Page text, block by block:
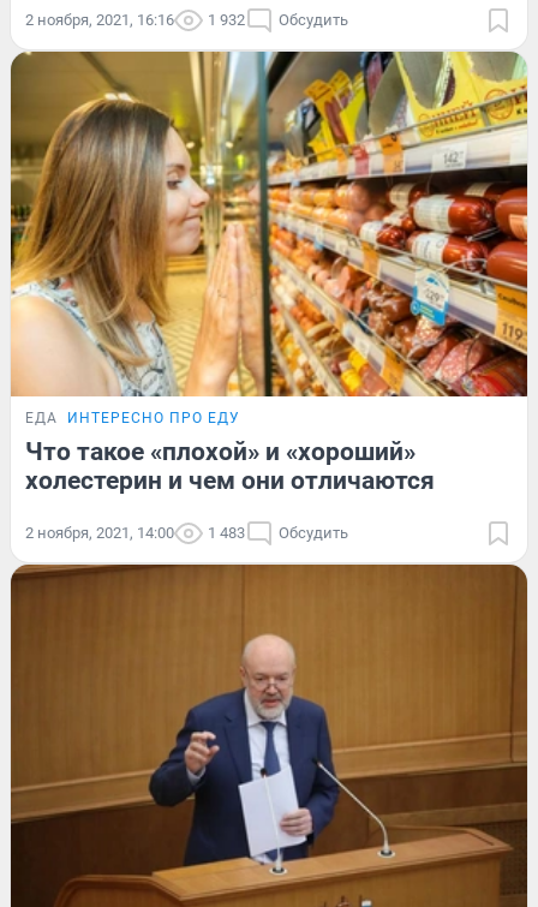
2 ноября, 2021, 16:16 1 932 Обсудить
ЕДА ИНТЕРЕСНО ПРО ЕДУ
Что такое «плохой» и «хороший»
холестерин и чем они отличаются
2 ноября, 2021, 14:00 1 483 Обсудить